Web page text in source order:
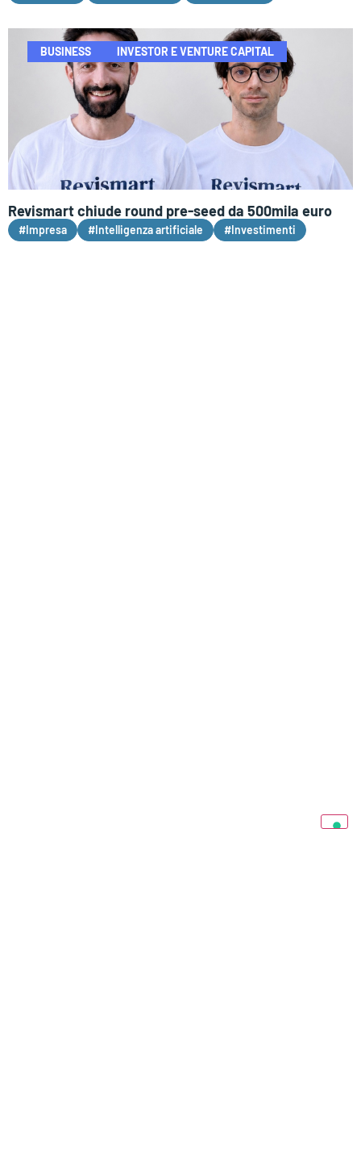
BUSINESS INVESTOR E VENTURE CAPITAL
Revismart chiude round pre-seed da 500mila euro
#Impresa #Intelligenza artificiale #Investimenti